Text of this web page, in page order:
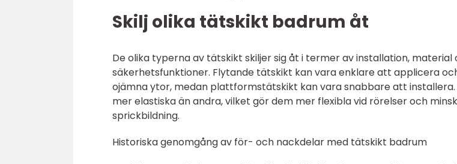
Skilj olika tätskikt badrum åt
De olika typerna av tätskikt skiljer sig åt i termer av installation, material
säkerhetsfunktioner. Flytande tätskikt kan vara enklare att applicera
ojämna ytor, medan plattformstätskikt kan vara snabbare att
mer elastiska än andra, vilket gör dem mer flexibla vid rörelser och
sprickbildning.
Historiska genomgång av för- och nackdelar med tätskikt badrum